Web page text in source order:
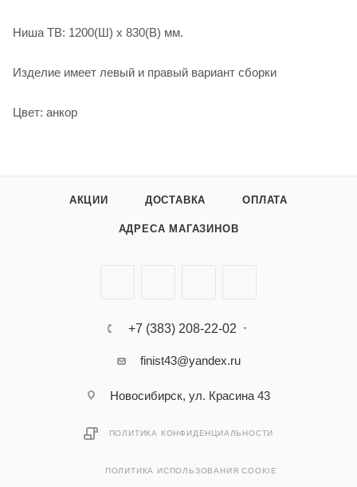
Ниша ТВ: 1200(Ш) х 830(В) мм.
Изделие имеет левый и правый вариант сборки
Цвет: анкор
АКЦИИ ДОСТАВКА ОПЛАТА
АДРЕСА МАГАЗИНОВ
+7 (383) 208-22-02
finist43@yandex.ru
Новосибирск, ул. Красина 43
ПОЛИТИКА КОНФИДЕНЦИАЛЬНОСТИ
ПОЛИТИКА ИСПОЛЬЗОВАНИЯ COOKIE